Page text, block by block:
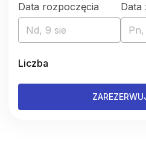
Data rozpoczęcia
Nd, 9 sie
Data
Liczba